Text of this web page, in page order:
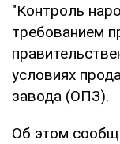
"Контроль
требованием
условиях
завода (ОПЗ).
Об этом